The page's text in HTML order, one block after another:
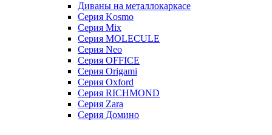
Диваны на металлокаркасе
Серия Kosmo
Серия Mix
Серия MOLECULE
Серия Neo
Серия OFFICE
Серия Origami
Серия Oxford
Серия RICHMOND
Серия Zara
Серия Домино